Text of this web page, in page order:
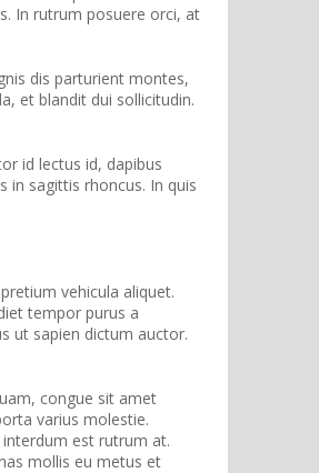
In rutrum posuere orci, at
dis parturient montes,
et blandit dui sollicitudin.
id lectus id, dapibus
in sagittis rhoncus. In quis
vehicula aliquet.
tempor purus a
ut sapien dictum auctor.
congue sit amet
varius molestie.
est rutrum at.
mollis eu metus et